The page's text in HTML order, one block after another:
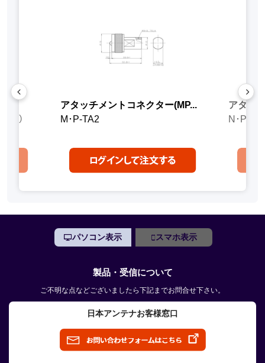
ｯﾄ）
アタッチメントコネクター(MP...
M･P-TA2
アタッ
N･P-TA
パソコン表示 スマホ表示
製品・受信について
ご不明な点などございましたら下記までお問合せ下さい。
日本アンテナお客様窓口